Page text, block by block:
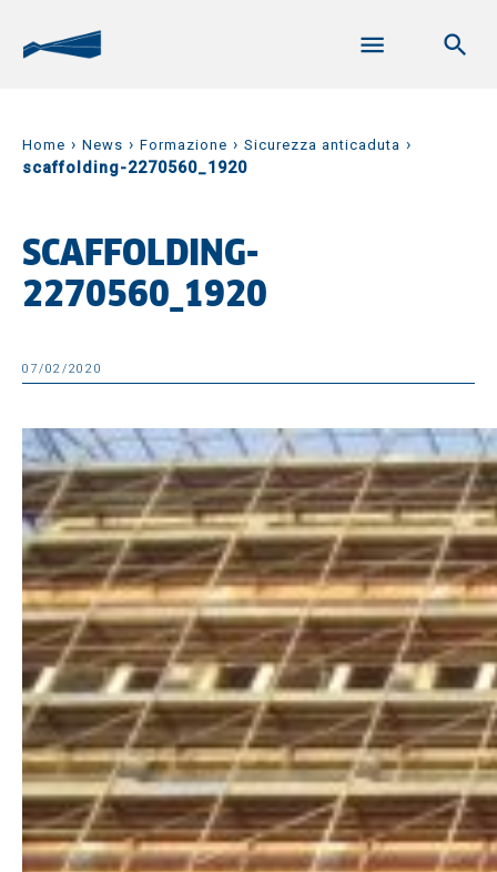
Home › News › Formazione › Sicurezza anticaduta ›
scaffolding-2270560_1920
SCAFFOLDING-
2270560_1920
07/02/2020